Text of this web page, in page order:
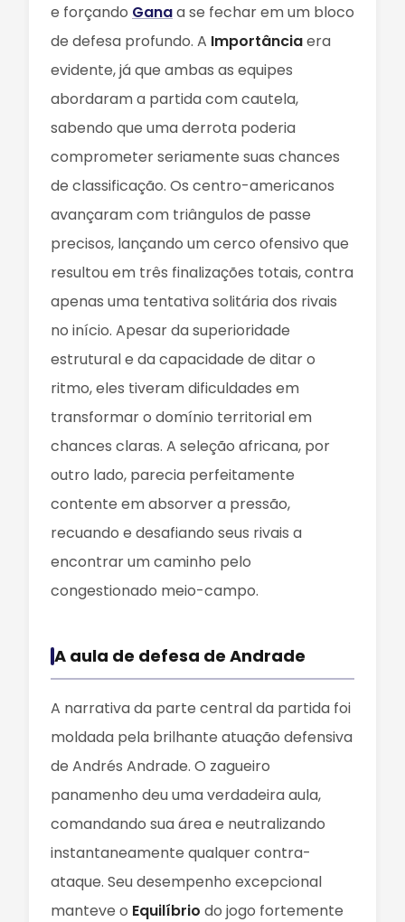
e forçando Ganaa se fechar em um bloco
de defesa profundo. A Importânciaera
evidente, já que ambas as equipes
abordaram a partida com cautela,
sabendo que uma derrota poderia
comprometer seriamente suas chances
de classificação. Os centro-americanos
avançaram com triângulos de passe
precisos, lançando um cerco ofensivo que
resultou em três finalizações totais, contra
apenas uma tentativa solitária dos rivais
no início. Apesar da superioridade
estrutural e da capacidade de ditar o
ritmo, eles tiveram dificuldades em
transformar o domínio territorial em
chances claras. A seleção africana, por
outro lado, parecia perfeitamente
contente em absorver a pressão,
recuando e desafiando seus rivais a
encontrar um caminho pelo
congestionado meio-campo.
A aula de defesa de Andrade
A narrativa da parte central da partida foi
moldada pela brilhante atuação defensiva
de Andrés Andrade. O zagueiro
panamenho deu uma verdadeira aula,
comandando sua área e neutralizando
instantaneamente qualquer contra-
ataque. Seu desempenho excepcional
manteve o Equilíbrio do jogo fortemente